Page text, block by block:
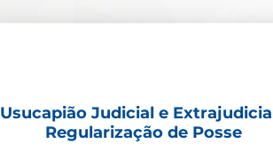
Usucapião Judicial e
Regularização de Posse